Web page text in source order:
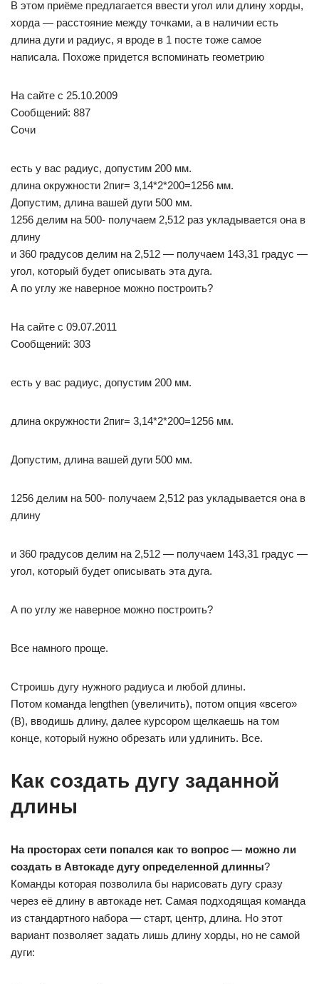
В этом приёме предлагается ввести угол или длину хорды,
хорда — расстояние между точками, а в наличии есть
длина дуги и радиус, я вроде в 1 посте тоже самое
написала. Похоже придется вспоминать геометрию
На сайте c 25.10.2009
Сообщений: 887
Сочи
есть у вас радиус, допустим 200 мм.
длина окружности 2пиr= 3,14*2*200=1256 мм.
Допустим, длина вашей дуги 500 мм.
1256 делим на 500- получаем 2,512 раз укладывается она в
длину
и 360 градусов делим на 2,512 — получаем 143,31 градус —
угол, который будет описывать эта дуга.
А по углу же наверное можно построить?
На сайте c 09.07.2011
Сообщений: 303
есть у вас радиус, допустим 200 мм.
длина окружности 2пиr= 3,14*2*200=1256 мм.
Допустим, длина вашей дуги 500 мм.
1256 делим на 500- получаем 2,512 раз укладывается она в
длину
и 360 градусов делим на 2,512 — получаем 143,31 градус —
угол, который будет описывать эта дуга.
А по углу же наверное можно построить?
Все намного проще.
Строишь дугу нужного радиуса и любой длины.
Потом команда lengthen (увеличить), потом опция «всего»
(В), вводишь длину, далее курсором щелкаешь на том
конце, который нужно обрезать или удлинить. Все.
Как создать дугу заданной
длины
На просторах сети попался как то вопрос — можно ли
создать в Автокаде дугу определенной длинны?
Команды которая позволила бы нарисовать дугу сразу
через её длину в автокаде нет. Самая подходящая команда
из стандартного набора — старт, центр, длина. Но этот
вариант позволяет задать лишь длину хорды, но не самой
дуги: